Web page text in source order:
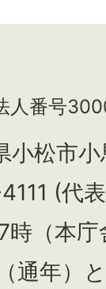
人番号
松市小
(代
時（本
通年）と